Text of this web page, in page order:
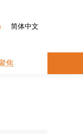
简体中文
焦